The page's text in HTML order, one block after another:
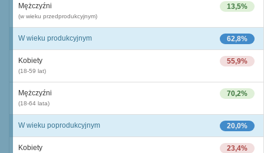
13,5%
Mężczyźni
(w wieku przedprodukcyjnym)
62,8%
W wieku produkcyjnym
55,9%
Kobiety
(18-59 lat)
70,2%
Mężczyźni
(18-64 lata)
20,0%
W wieku poprodukcyjnym
23,4%
Kobiety